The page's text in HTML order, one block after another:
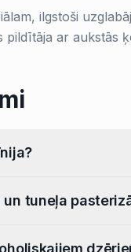
ilgstoši
ar aukstās
tuneļa